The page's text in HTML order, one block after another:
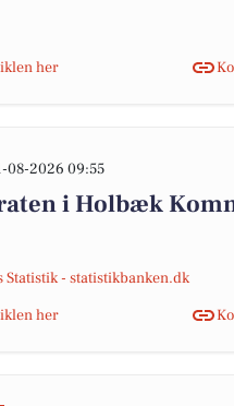
her
08-2026 09:55
i Holbæk
Statistik - statistikbanken.dk
her